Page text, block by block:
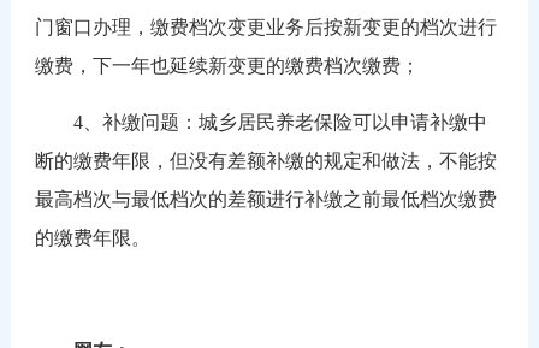
门窗口办理，缴费档次变更业务后按新变更的档次进行
缴费，下一年也延续新变更的缴费档次缴费；
4、补缴问题：城乡居民养老保险可以申请补缴中
断的缴费年限，但没有差额补缴的规定和做法，不能按
最高档次与最低档次的差额进行补缴之前最低档次缴费
的缴费年限。